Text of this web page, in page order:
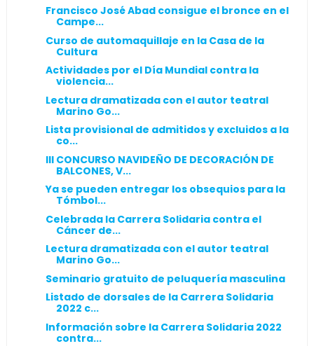
Francisco José Abad consigue el bronce en el
Campe...
Curso de automaquillaje en la Casa de la
Cultura
Actividades por el Día Mundial contra la
violencia...
Lectura dramatizada con el autor teatral
Marino Go...
Lista provisional de admitidos y excluidos a la
co...
III CONCURSO NAVIDEÑO DE DECORACIÓN DE
BALCONES, V...
Ya se pueden entregar los obsequios para la
Tómbol...
Celebrada la Carrera Solidaria contra el
Cáncer de...
Lectura dramatizada con el autor teatral
Marino Go...
Seminario gratuito de peluquería masculina
Listado de dorsales de la Carrera Solidaria
2022 c...
Información sobre la Carrera Solidaria 2022
contra...